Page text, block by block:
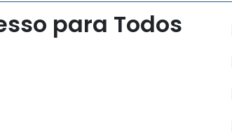
para Todos